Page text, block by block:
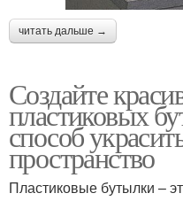
читать дальше →
Создайте
пластиковых
способ
пространство
Пластиковые бутылки –